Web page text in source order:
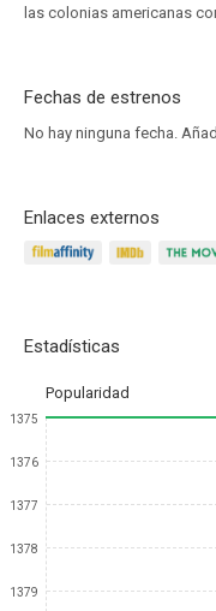
las colonias americanas
Fechas de estrenos
No hay ninguna fecha.
Enlaces externos
Estadísticas
Popularidad
1375
1376
1377
1378
1379